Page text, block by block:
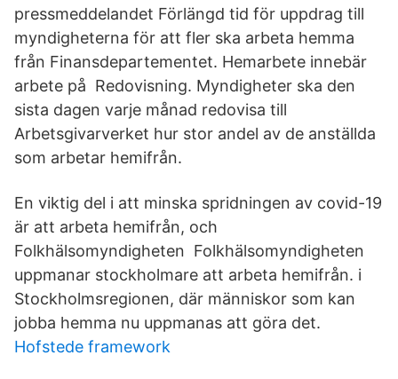
pressmeddelandet Förlängd tid för uppdrag till
myndigheterna för att fler ska arbeta hemma
från Finansdepartementet. Hemarbete innebär
arbete på Redovisning. Myndigheter ska den
sista dagen varje månad redovisa till
Arbetsgivarverket hur stor andel av de anställda
som arbetar hemifrån.
En viktig del i att minska spridningen av covid-19
är att arbeta hemifrån, och
Folkhälsomyndigheten Folkhälsomyndigheten
uppmanar stockholmare att arbeta hemifrån. i
Stockholmsregionen, där människor som kan
jobba hemma nu uppmanas att göra det.
Hofstede framework